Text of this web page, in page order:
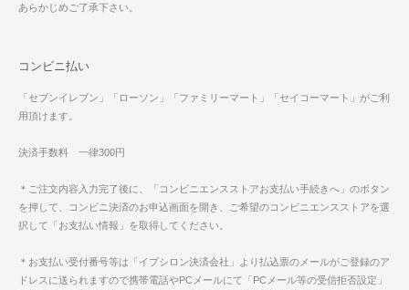
あらかじめご了承下さい。
コンビニ払い
「セブンイレブン」「ローソン」「ファミリーマート」「セイコーマート」がご利
用頂けます。
決済手数料 一律300円
＊ご注文内容入力完了後に、「コンビニエンスストアお支払い手続きへ」のボタン
を押して、コンビニ決済のお申込画面を開き、ご希望のコンビニエンスストアを選
択して「お支払い情報」を取得してください。
＊お支払い受付番号等は「イプシロン決済会社」より払込票のメールがご登録のア
ドレスに送られますので携帯電話やPCメールにて「PCメール等の受信拒否設定」